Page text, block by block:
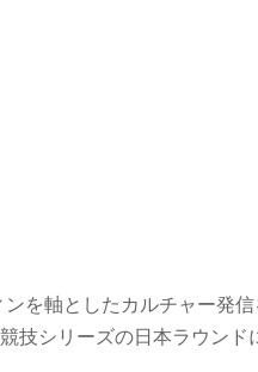
を軸としたカルチャー発信
技シリーズの日本ラウンド